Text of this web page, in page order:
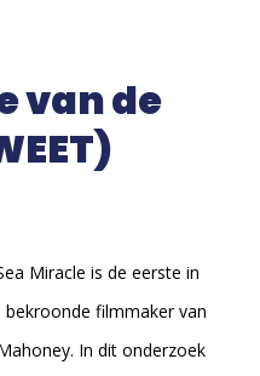
van de
Miracle is de eerste in
filmmaker van
In dit onderzoek